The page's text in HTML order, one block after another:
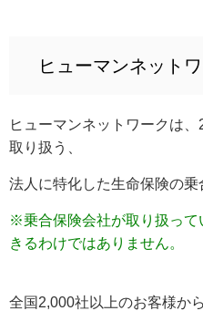
ヒューマンネット
ヒューマンネットワークは
取り扱う、
法人に特化した生命保険の乗
※乗合保険会社が取り扱って
きるわけではありません。
全国2,000社以上のお客様か